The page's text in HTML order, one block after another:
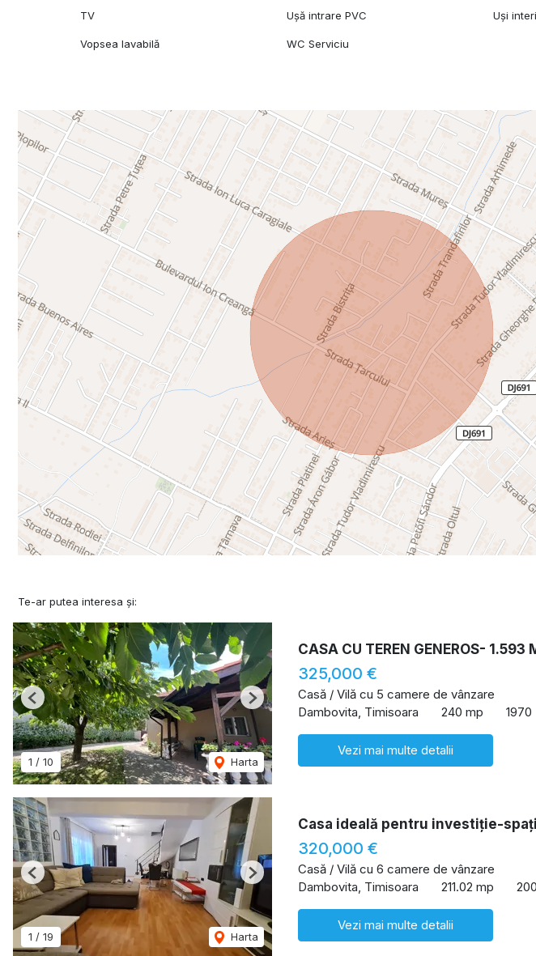
TV Ușă intrare PVC Uși
Vopsea lavabilă WC Serviciu
Te-ar putea interesa și:
1 / 10 Harta
Previous Next
CASA CU TEREN GENEROS- 1.593
325,000 €
Casă / Vilă cu 5 camere de vânzare
Dambovita, Timisoara
240 mp 1970
Vezi mai multe detalii
1 / 19 Harta
Previous Next
Casa ideală pentru investiție-
320,000 €
Casă / Vilă cu 6 camere de vânzare
Dambovita, Timisoara
211.02 mp
Vezi mai multe detalii